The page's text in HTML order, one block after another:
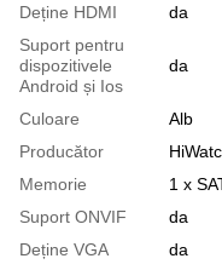
Deține HDMI
da
Suport pentru
dispozitivele
Android și Ios
da
Culoare
Alb
Producător
Memorie
1 x
Suport ONVIF
da
Deține VGA
da